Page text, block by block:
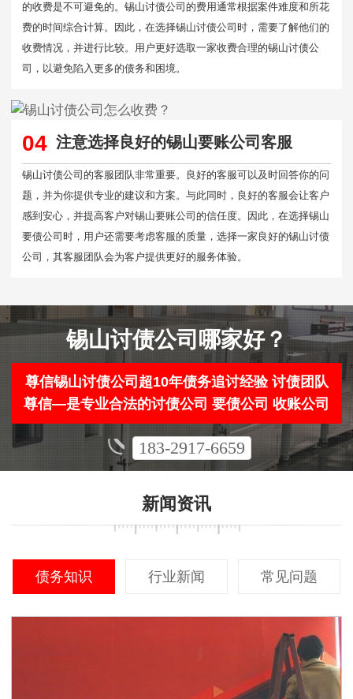
的收费是不可避免的。锡山讨债公司的费用通常根据案件难度和所花
费的时间综合计算。因此，在选择锡山讨债公司时，需要了解他们的
收费情况，并进行比较。用户更好选取一家收费合理的锡山讨债公
司，以避免陷入更多的债务和困境。
04 注意选择良好的锡山要账公司客服
锡山讨债公司的客服团队非常重要。良好的客服可以及时回答你的问
题，并为你提供专业的建议和方案。与此同时，良好的客服会让客户
感到安心，并提高客户对锡山要账公司的信任度。因此，在选择锡山
要债公司时，用户还需要考虑客服的质量，选择一家良好的锡山讨债
公司，其客服团队会为客户提供更好的服务体验。
锡山讨债公司哪家好？
尊信锡山讨债公司超10年债务追讨经验 讨债团队
尊信—是专业合法的讨债公司 要债公司 收账公司
183-2917-6659
新闻资讯
债务知识 行业新闻 常见问题